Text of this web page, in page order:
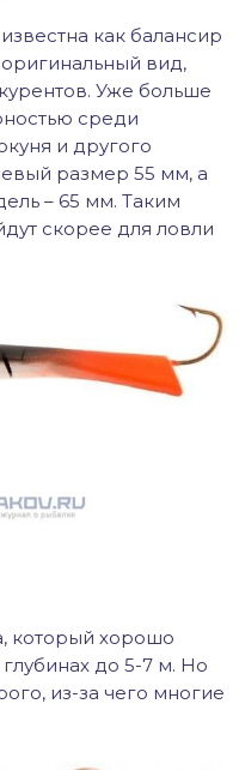
как балансир
вид,
Уже больше
среди
и другого
размер 55 мм, а
– 65 мм. Таким
скорее для ловли
который хорошо
до 5-7 м. Но
из-за чего многие